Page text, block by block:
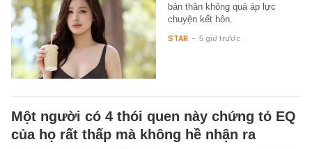
bản thân không quá áp lực
chuyện kết hôn.
STAR - 5 giờ trước
Một người có 4 thói quen này chứng tỏ EQ
của họ rất thấp mà không hề nhận ra